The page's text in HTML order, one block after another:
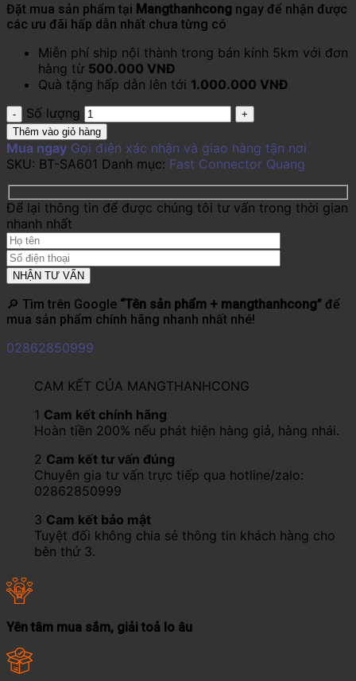
Đặt mua sản phẩm tại Mangthanhcong ngay để nhận được
các ưu đãi hấp dẫn nhất chưa từng có
Miễn phí ship nội thành trong bán kính 5km với đơn
hàng từ 500.000 VNĐ
Quà tặng hấp dẫn lên tới 1.000.000 VNĐ
Số lượng
Thêm vào giỏ hàng
Mua ngay Gọi điện xác nhận và giao hàng tận nơi
SKU: BT-SA601 Danh mục: Fast Connector Quang
Để lại thông tin để được chúng tôi tư vấn trong thời gian
nhanh nhất
🔎 Tìm trên Google “Tên sản phẩm + mangthanhcong” để
mua sản phẩm chính hãng nhanh nhất nhé!
02862850999
CAM KẾT CỦA MANGTHANHCONG
1 Cam kết chính hãng
Hoàn tiền 200% nếu phát hiện hàng giả, hàng nhái.
2 Cam kết tư vấn đúng
Chuyên gia tư vấn trực tiếp qua hotline/zalo:
02862850999
3 Cam kết bảo mật
Tuyệt đối không chia sẻ thông tin khách hàng cho
bên thứ 3.
Yên tâm mua sắm, giải toả lo âu